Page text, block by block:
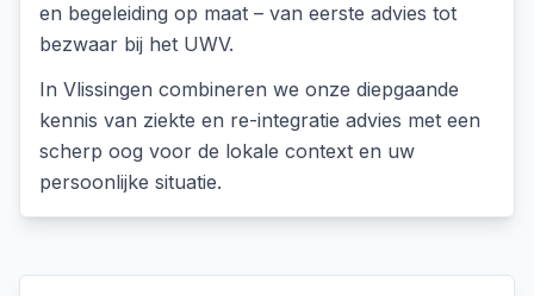
en begeleiding op maat – van eerste advies tot
bezwaar bij het UWV.
In Vlissingen combineren we onze diepgaande
kennis van ziekte en re-integratie advies met een
scherp oog voor de lokale context en uw
persoonlijke situatie.